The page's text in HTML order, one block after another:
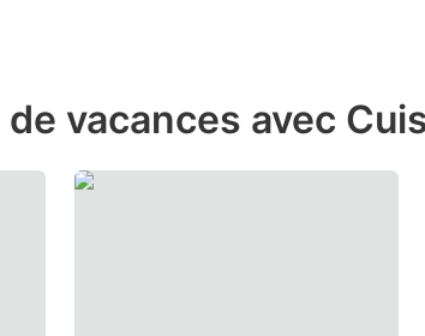
vacances avec